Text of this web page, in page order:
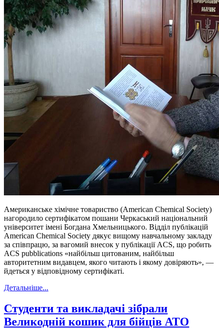
Американське хімічне товариство (American Chemical Society)
нагородило сертифікатом пошани Черкаський національний
університет імені Богдана Хмельницького. Відділ публікацій
American Chemical Society дякує вищому навчальному закладу
за співпрацю, за вагомий внесок у публікації ACS, що робить
ACS pubblications «найбільш цитованим, найбільш
авторитетним видавцем, якого читають і якому довіряють», —
йдеться у відповідному сертифікаті.
Детальніше...
Студенти та викладачі зібрали
Великодній кошик для бійців АТО